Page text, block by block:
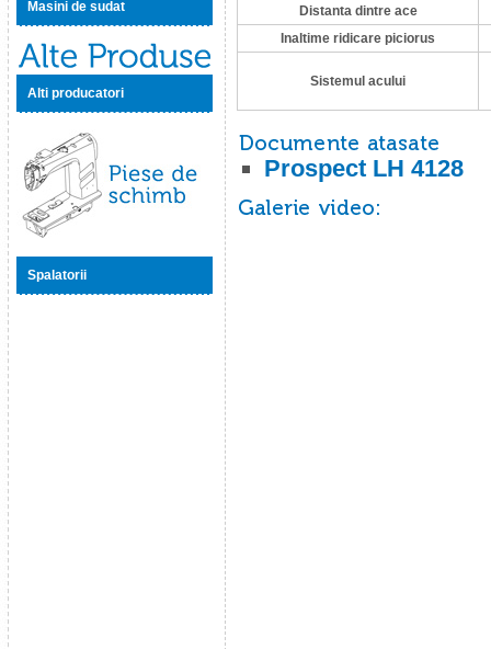
Masini de sudat
Alti producatori
Spalatorii
Distanta dintre ace
Inaltime ridicare piciorus
Sistemul acului
Prospect LH 4128